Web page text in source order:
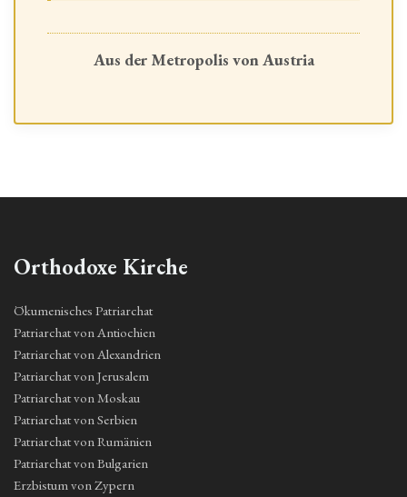
Aus der Metropolis von Austria
Orthodoxe Kirche
Ökumenisches Patriarchat
Patriarchat von Antiochien
Patriarchat von Alexandrien
Patriarchat von Jerusalem
Patriarchat von Moskau
Patriarchat von Serbien
Patriarchat von Rumänien
Patriarchat von Bulgarien
Erzbistum von Zypern